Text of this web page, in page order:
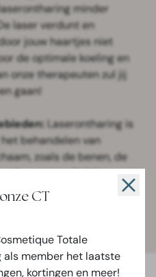
CT
Totale
als member het laatste
kortingen en meer!
minder
laser verdunt en
jouw haartjes niet
de optimale koeling en
onze therapeuten zul jij
gaan!
Laserontharing is
behandelen van
zoals de benen, de
nieuwste technieken gaat
als je op zoek bent naar